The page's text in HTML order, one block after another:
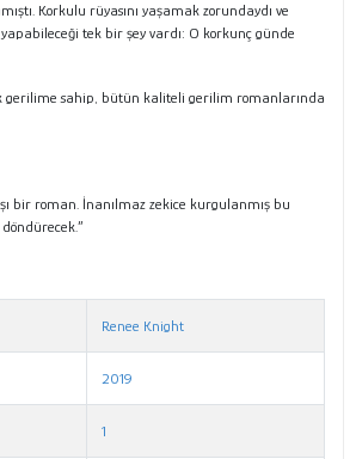
Korkulu rüyasını yaşamak zorundaydı ve
tek bir şey vardı: O korkunç günde
gerilime sahip, bütün kaliteli gerilim romanlarında
bir roman. İnanılmaz zekice kurgulanmış bu
Renee Knight
2019
1